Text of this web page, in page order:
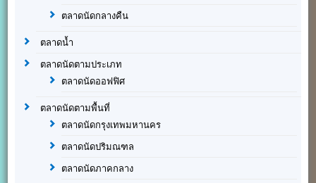
ตลาดนัดกลางคืน
ตลาดน้ำ
ตลาดนัดตามประเภท
ตลาดนัดออฟฟิศ
ตลาดนัดตามพื้นที่
ตลาดนัดกรุงเทพมหานคร
ตลาดนัดปริมณฑล
ตลาดนัดภาคกลาง